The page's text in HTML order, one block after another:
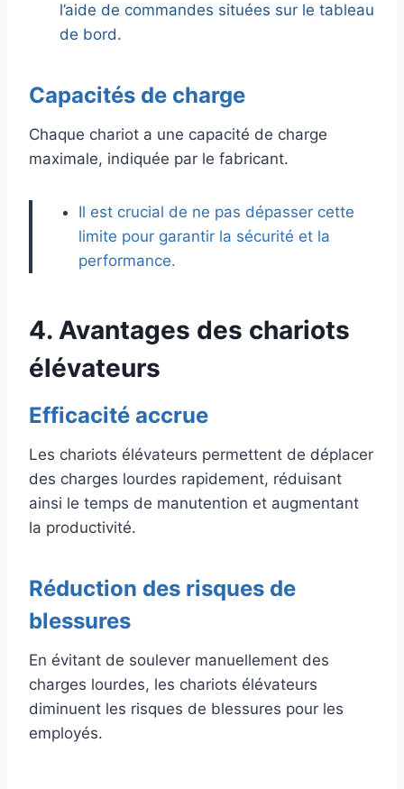
l’aide de commandes situées sur le tableau
de bord.
Capacités de charge
Chaque chariot a une capacité de charge
maximale, indiquée par le fabricant.
Il est crucial de ne pas dépasser cette
limite pour garantir la sécurité et la
performance.
4. Avantages des chariots
élévateurs
Efficacité accrue
Les chariots élévateurs permettent de déplacer
des charges lourdes rapidement, réduisant
ainsi le temps de manutention et augmentant
la productivité.
Réduction des risques de
blessures
En évitant de soulever manuellement des
charges lourdes, les chariots élévateurs
diminuent les risques de blessures pour les
employés.